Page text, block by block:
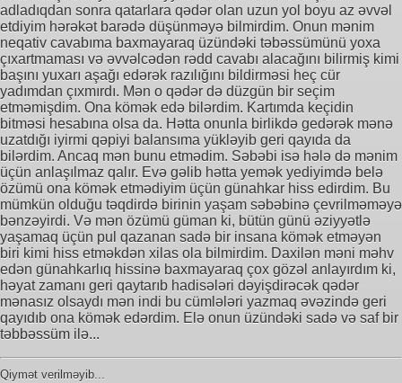
adladıqdan sonra qatarlara qədər olan uzun yol boyu az əvvəl
etdiyim hərəkət barədə düşünməyə bilmirdim. Onun mənim
neqativ cavabıma baxmayaraq üzündəki təbəssümünü yoxa
çıxartmaması və əvvəlcədən rədd cavabı alacağını bilirmiş kimi
başını yuxarı aşağı edərək razılığını bildirməsi heç cür
yadımdan çıxmırdı. Mən o qədər də düzgün bir seçim
etməmişdim. Ona kömək edə bilərdim. Kartımda keçidin
bitməsi hesabına olsa da. Hətta onunla birlikdə gedərək mənə
uzatdığı iyirmi qəpiyi balansıma yükləyib geri qayıda da
bilərdim. Ancaq mən bunu etmədim. Səbəbi isə hələ də mənim
üçün anlaşılmaz qalır. Evə gəlib hətta yemək yediyimdə belə
özümü ona kömək etmədiyim üçün günahkar hiss edirdim. Bu
mümkün olduğu təqdirdə birinin yaşam səbəbinə çevrilməməyə
bənzəyirdi. Və mən özümü güman ki, bütün günü əziyyətlə
yaşamaq üçün pul qazanan sadə bir insana kömək etməyən
biri kimi hiss etməkdən xilas ola bilmirdim. Daxilən məni məhv
edən günahkarlıq hissinə baxmayaraq çox gözəl anlayırdım ki,
həyat zamanı geri qaytarıb hadisələri dəyişdirəcək qədər
mənasız olsaydı mən indi bu cümlələri yazmaq əvəzində geri
qayıdıb ona kömək edərdim. Elə onun üzündəki sadə və saf bir
təbbəssüm ilə...
Qiymət verilməyib...